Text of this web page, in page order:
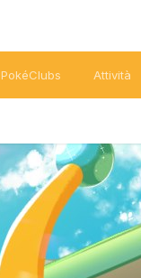
PokéClubs Attività